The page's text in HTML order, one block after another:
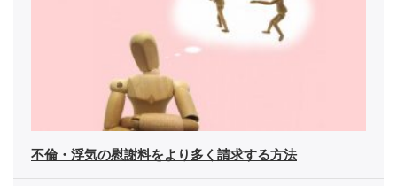
不倫・浮気の慰謝料をより多く請求する方法